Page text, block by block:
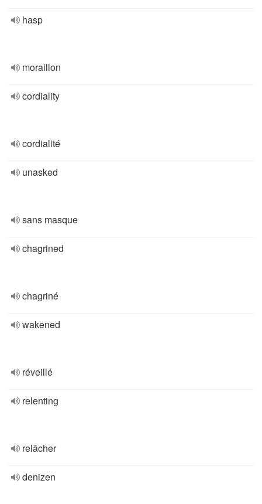
hasp
moraillon
cordiality
cordialité
unasked
sans masque
chagrined
chagriné
wakened
réveillé
relenting
relâcher
denizen